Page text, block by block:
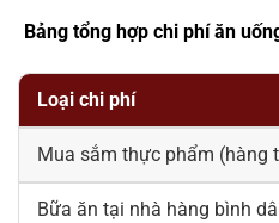
Bảng tổng hợp chi phí ăn
Loại chi phí
Mua sắm thực phẩm (hàng
Bữa ăn tại nhà hàng bình